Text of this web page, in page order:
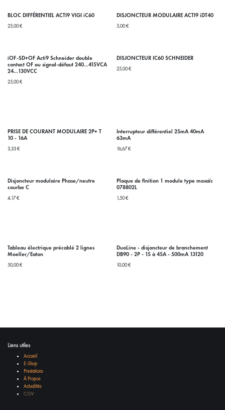
BLOC DIFFÉRENTIEL ACTI9 VIGI iC60
25,00€
DISJONCTEUR MODULAIRE ACTI9 iDT40
5,00€
iOF-SD+OF Acti9 Schneider double
contact OF ou signal-défaut 240...415VCA
24...130VCC
25,00€
DISJONCTEUR IC60 SCHNEIDER
25,00€
PRISE DE COURANT MODULAIRE 2P+ T
10 - 16A
3,33€
Interrupteur différentiel 25mA 40mA
63mA
16,67€
Disjoncteur modulaire Phase/neutre
courbe C
4,17€
Plaque de finition 1 module type mosaïc
078802L
1,50€
Tableau électrique précablé 2 lignes
Moeller/Eaton
50,00€
DuoLine - disjoncteur de branchement
DB90 - 2P - 15 à 45A - 500mA 13120
10,00€
Liens utiles
Accueil
E-Shop
Prestations
À Propos
Actualités
CGV